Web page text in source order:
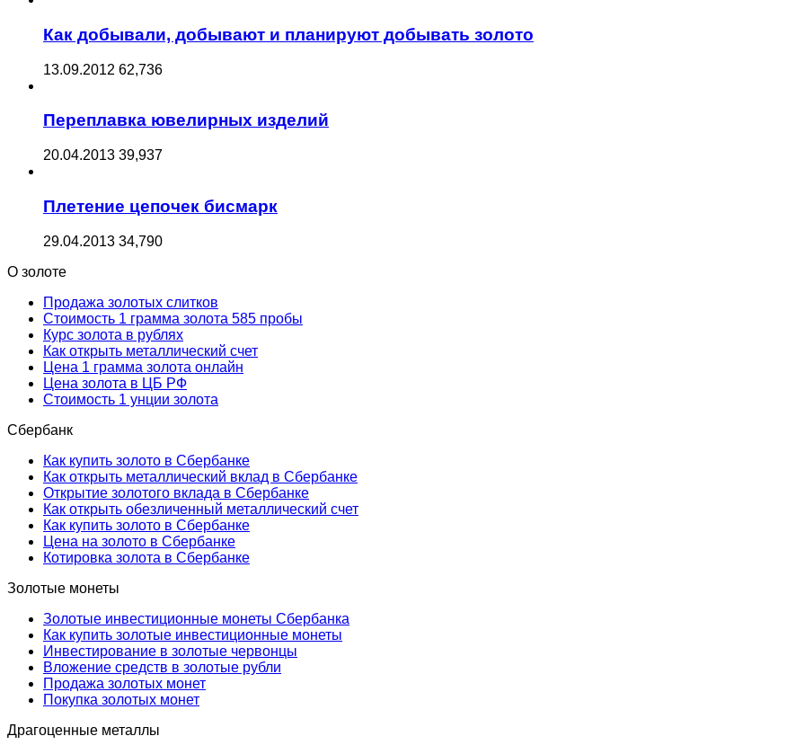
Как добывали, добывают и планируют добывать золото
13.09.2012 62,736
Переплавка ювелирных изделий
20.04.2013 39,937
Плетение цепочек бисмарк
29.04.2013 34,790
О золоте
Продажа золотых слитков
Стоимость 1 грамма золота 585 пробы
Курс золота в рублях
Как открыть металлический счет
Цена 1 грамма золота онлайн
Цена золота в ЦБ РФ
Стоимость 1 унции золота
Сбербанк
Как купить золото в Сбербанке
Как открыть металлический вклад в Сбербанке
Открытие золотого вклада в Сбербанке
Как открыть обезличенный металлический счет
Как купить золото в Сбербанке
Цена на золото в Сбербанке
Котировка золота в Сбербанке
Золотые монеты
Золотые инвестиционные монеты Сбербанка
Как купить золотые инвестиционные монеты
Инвестирование в золотые червонцы
Вложение средств в золотые рубли
Продажа золотых монет
Покупка золотых монет
Драгоценные металлы